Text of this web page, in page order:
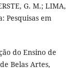
G. M.; LIMA,
Pesquisas em
do Ensino de
Belas Artes,